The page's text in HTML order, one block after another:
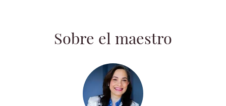
Sobre el maestro